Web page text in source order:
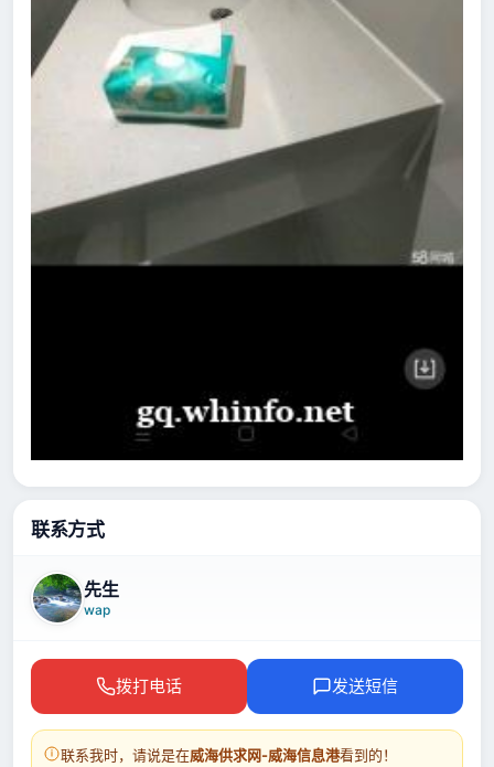
联系方式
先生
wap
拨打电话 发送短信
联系我时，请说是在威海供求网-威海信息港看到的！